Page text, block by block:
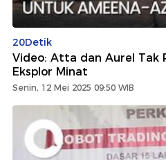
20Detik
Video: Atta dan Aurel Tak
Eksplor Minat
Senin, 12 Mei 2025 09:50 WIB